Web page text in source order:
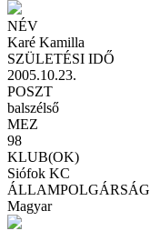
NÉV
Karé Kamilla
SZÜLETÉSI IDŐ
2005.10.23.
POSZT
balszélső
MEZ
98
KLUB(OK)
Siófok KC
ÁLLAMPOLGÁRSÁG
Magyar